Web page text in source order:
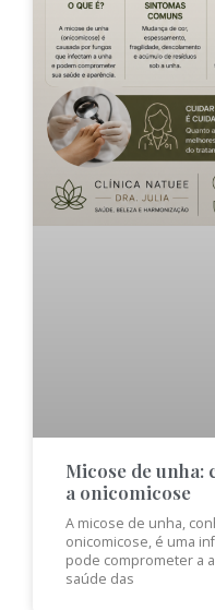
Micose de
a onicomicose
A micose de unha,
onicomicose, é uma
pode comprometer a
saúde das